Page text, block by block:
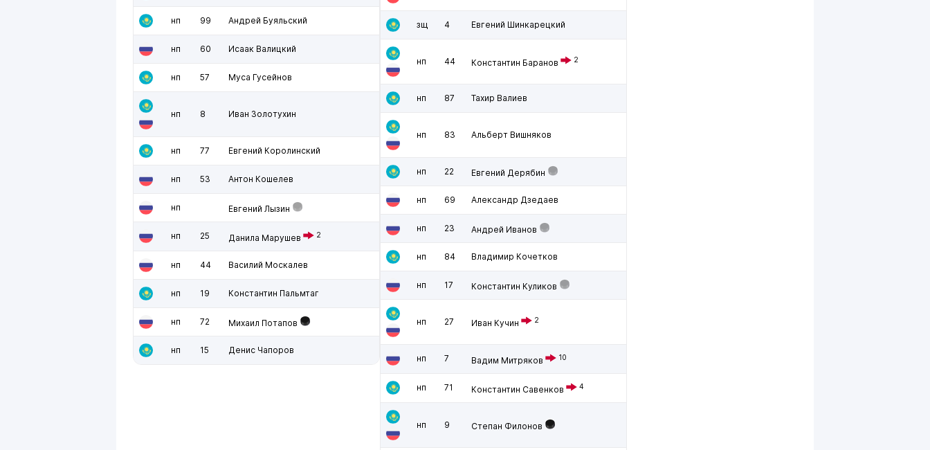
нп 99 Андрей Буяльский
нп 60 Исаак Валицкий
нп 57 Муса Гусейнов
нп 8 Иван Золотухин
нп 77 Евгений Королинский
нп 53 Антон Кошелев
нп Евгений Лызин
нп 25 Данила Марушев 2
нп 44 Василий Москалев
нп 19 Константин Пальмтаг
нп 72 Михаил Потапов
нп 15 Денис Чапоров
зщ 4 Евгений Шинкарецкий
нп 44 Константин Баранов 2
нп 87 Тахир Валиев
нп 83 Альберт Вишняков
нп 22 Евгений Дерябин
нп 69 Александр Дзедаев
нп 23 Андрей Иванов
нп 84 Владимир Кочетков
нп 17 Константин Куликов
нп 27 Иван Кучин 2
нп 7 Вадим Митряков 10
нп 71 Константин Савенков 4
нп 9 Степан Филонов